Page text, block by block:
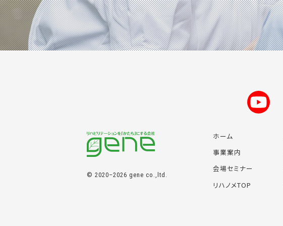
© 2020–2026 gene co.,ltd.
ホーム
事業案内
会場セミナー
リハノメTOP